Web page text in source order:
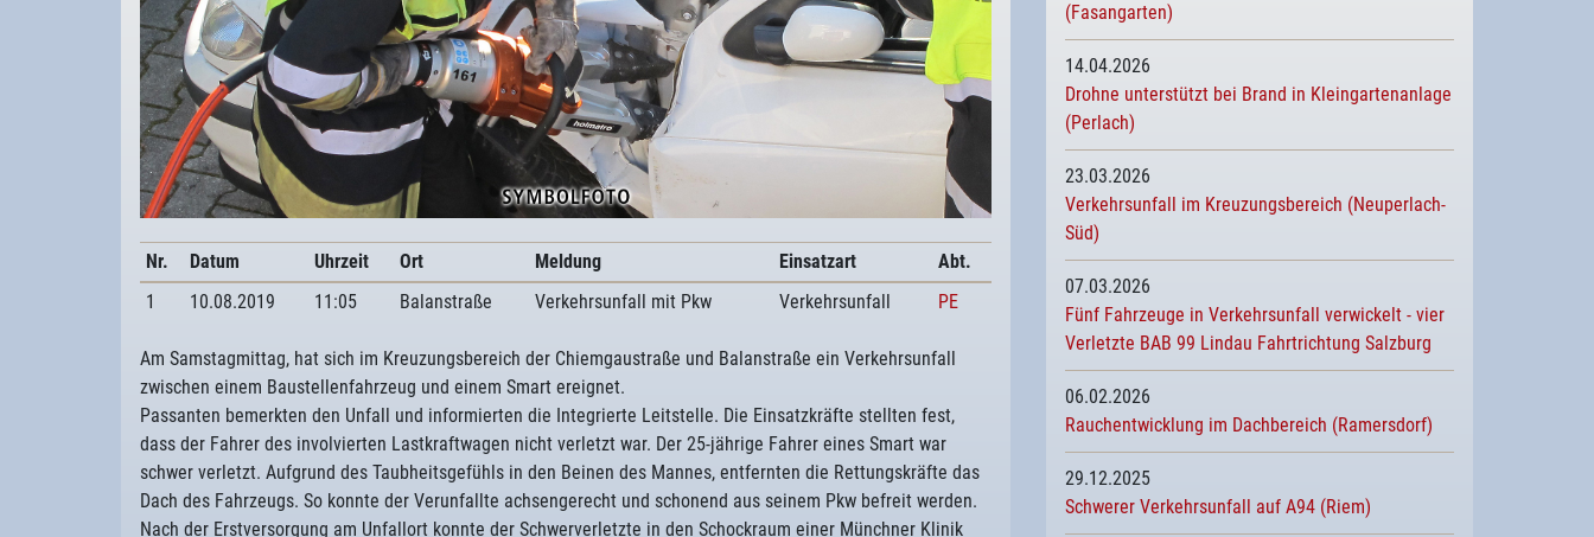
Nr. Datum Uhrzeit Ort Meldung Einsatzart
Abt.
1
10.08.2019 11:05 Balanstraße Verkehrsunfall mit Pkw Verkehrsunfall PE
Am Samstagmittag, hat sich im Kreuzungsbereich der Chiemgaustraße und Balanstraße ein Verkehrsunfall
zwischen einem Baustellenfahrzeug und einem Smart ereignet.
Passanten bemerkten den Unfall und informierten die Integrierte Leitstelle. Die Einsatzkräfte stellten fest,
dass der Fahrer des involvierten Lastkraftwagen nicht verletzt war. Der 25-jährige Fahrer eines Smart war
schwer verletzt. Aufgrund des Taubheitsgefühls in den Beinen des Mannes, entfernten die Rettungskräfte das
Dach des Fahrzeugs. So konnte der Verunfallte achsengerecht und schonend aus seinem Pkw befreit werden.
Nach der Erstversorgung am Unfallort konnte der Schwerverletzte in den Schockraum einer Münchner Klinik
(Fasangarten)
14.04.2026
Drohne unterstützt bei Brand in Kleingartenanlage
(Perlach)
23.03.2026
Verkehrsunfall im Kreuzungsbereich (Neuperlach-
Süd)
07.03.2026
Fünf Fahrzeuge in Verkehrsunfall verwickelt - vier
Verletzte BAB 99 Lindau Fahrtrichtung Salzburg
06.02.2026
Rauchentwicklung im Dachbereich (Ramersdorf)
29.12.2025
Schwerer Verkehrsunfall auf A94 (Riem)